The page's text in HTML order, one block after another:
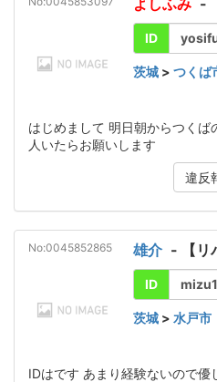
よしふみ -
ID
茨城 > つくば
はじめまして 明日朝からつくば
人いたらお願いします
違反
No:0045852865 雄介 - 【 リ
ID
茨城 > 水戸市
IDはです あまり経験ないので